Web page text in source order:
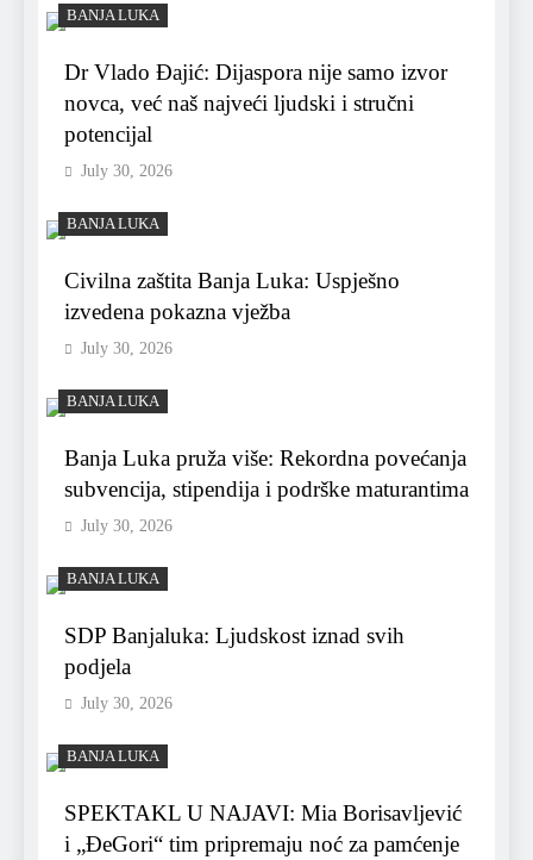
BANJA LUKA
Dr Vlado Đajić: Dijaspora nije samo izvor
novca, već naš najveći ljudski i stručni
potencijal
July 30, 2026
BANJA LUKA
Civilna zaštita Banja Luka: Uspješno
izvedena pokazna vježba
July 30, 2026
BANJA LUKA
Banja Luka pruža više: Rekordna povećanja
subvencija, stipendija i podrške maturantima
July 30, 2026
BANJA LUKA
SDP Banjaluka: Ljudskost iznad svih
podjela
July 30, 2026
BANJA LUKA
SPEKTAKL U NAJAVI: Mia Borisavljević
i „ĐeGori“ tim pripremaju noć za pamćenje